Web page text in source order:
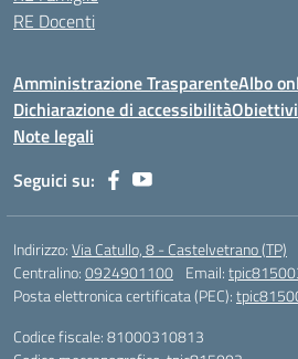
RE Docenti
Amministrazione TrasparenteAlbo
Dichiarazione di accessibilità
Note legali
Seguici su:
Indirizzo:Via Catullo, 8 - Castelvetrano (TP)
Centralino:0924901100 Email:
Posta elettronica certificata (PEC):
Codice fiscale: 81000310813